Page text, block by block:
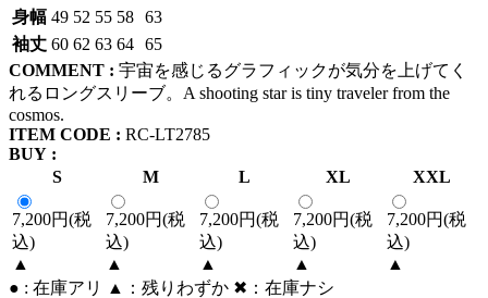
身幅 49 52 55 58 63
袖丈 60 62 63 64 65
COMMENT : 宇宙を感じるグラフィックが気分を上げてく
れるロングスリーブ。A shooting star is tiny traveler from the
cosmos.
ITEM CODE : RC-LT2785
BUY :
S
M L XL XXL
7,200円(税
込)
▲
7,200円(税
込)
▲
7,200円(税
込)
▲
7,200円(税
込)
▲
7,200円(税
込)
▲
● : 在庫アリ ▲：残りわずか ✖︎：在庫ナシ